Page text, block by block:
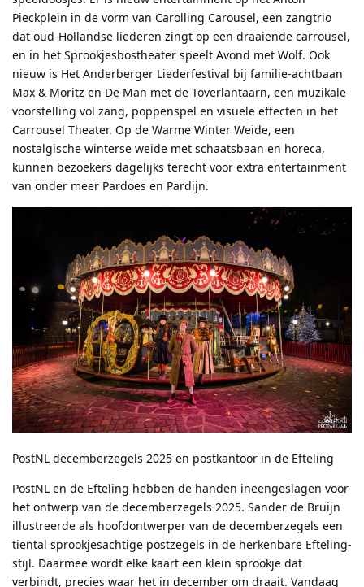
Pieckplein in de vorm van Carolling Carousel, een zangtrio
dat oud-Hollandse liederen zingt op een draaiende carrousel,
en in het Sprookjesbostheater speelt Avond met Wolf. Ook
nieuw is Het Anderberger Liederfestival bij familie-achtbaan
Max & Moritz en De Man met de Toverlantaarn, een muzikale
voorstelling vol zang, poppenspel en visuele effecten in het
Carrousel Theater. Op de Warme Winter Weide, een
nostalgische winterse weide met schaatsbaan en horeca,
kunnen bezoekers dagelijks terecht voor extra entertainment
van onder meer Pardoes en Pardijn.
PostNL decemberzegels 2025 en postkantoor in de Efteling
PostNL en de Efteling hebben de handen ineengeslagen voor
het ontwerp van de decemberzegels 2025. Sander de Bruijn
illustreerde als hoofdontwerper van de decemberzegels een
tiental sprookjesachtige postzegels in de herkenbare Efteling-
stijl. Daarmee wordt elke kaart een klein sprookje dat
verbindt, precies waar het in december om draait. Vandaag